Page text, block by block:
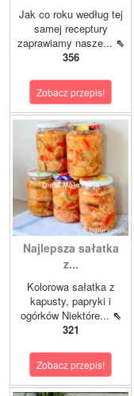
Jak co roku według tej
samej receptury
zaprawiamy nasze... ⇖
356
Zobacz przepis!
Najlepsza sałatka
z...
Kolorowa sałatka z
kapusty, papryki i
ogórków Niektóre... ⇖
321
Zobacz przepis!